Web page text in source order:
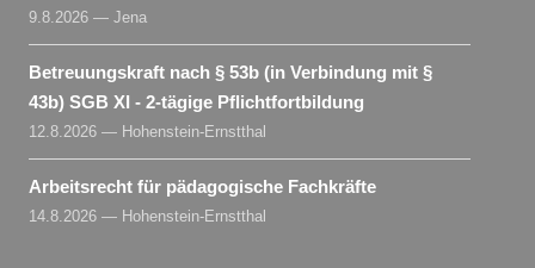
9.8.2026 — Jena
Betreuungskraft nach § 53b (in Verbindung mit §
43b) SGB XI - 2-tägige Pflichtfortbildung
12.8.2026 — Hohenstein-Ernstthal
Arbeitsrecht für pädagogische Fachkräfte
14.8.2026 — Hohenstein-Ernstthal